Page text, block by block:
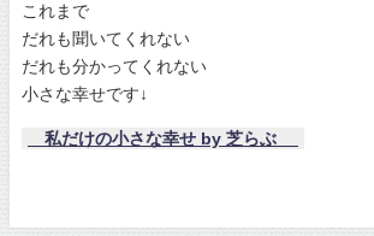
これまで
だれも聞いてくれない
だれも分かってくれない
小さな幸せです↓
私だけの小さな幸せ by 芝らぶ